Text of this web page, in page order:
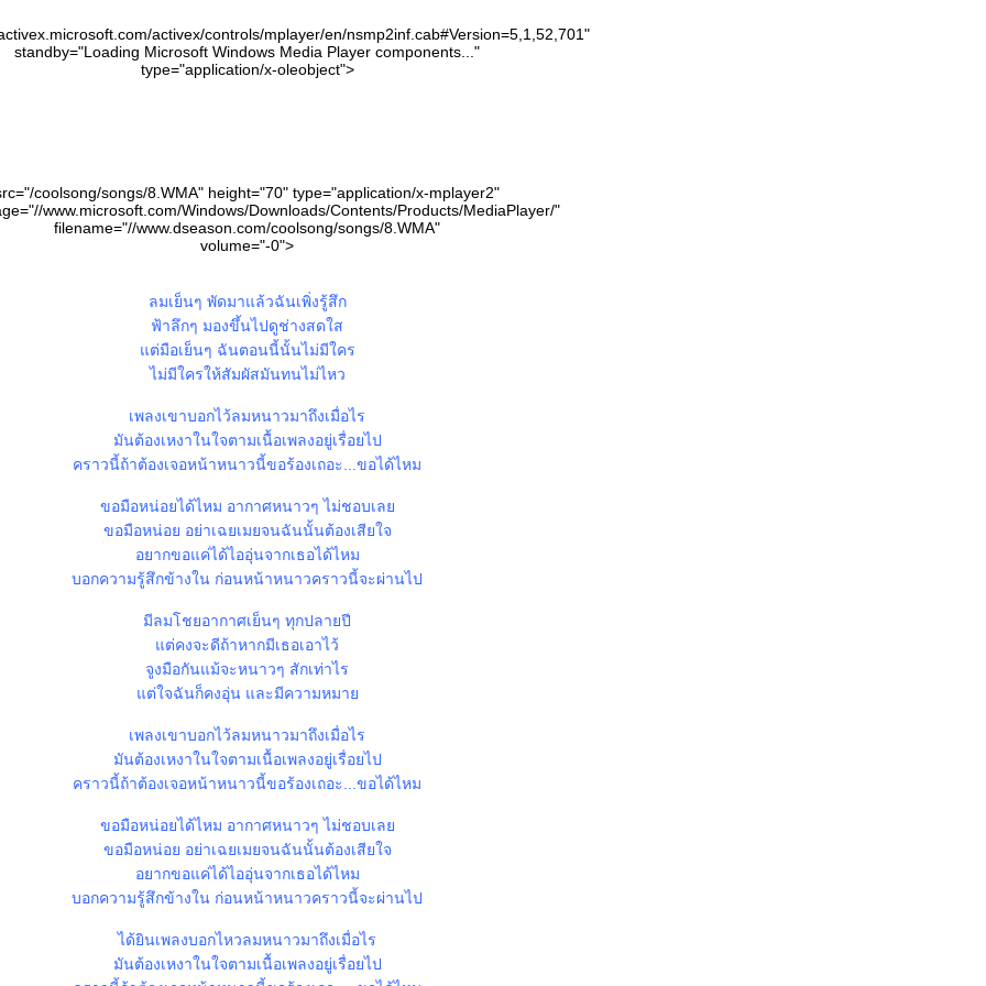
activex/controls/mplayer/en/nsmp2inf.cab#Version=5,1,52,701"
standby="Loading Microsoft Windows Media Player components..."
type="application/x-oleobject">
coolsong/songs/8.WMA" height="70" type="application/x-mplayer2"
www.microsoft.com/Windows/Downloads/Contents/Products/MediaPlayer/"
filename="//www.dseason.com/coolsong/songs/8.WMA"
volume="-0">
ลมเย็นๆ พัดมาแล้วฉันเพิ่งรู้สึก
ฟ้าลึกๆ มองขึ้นไปดูช่างสดใส
ต่มือเย็นๆ ฉันตอนนี้นั้นไม่มีใคร
ไม่มีใครให้สัมผัสมันทนไม่ไหว
เพลงเขาบอกไว้ลมหนาวมาถึงเมื่อไร
มันต้องเหงาในใจตามเนื้อเพลงอยู่เรื่อยไป
คราวนี้ถ้าต้องเจอหน้าหนาวนี้ขอร้องเถอะ...ขอได้ไหม
ขอมือหน่อยได้ไหม อากาศหนาวๆ ไม่ชอบเล
ขอมือหน่อย อย่าเฉยเมยจนฉันนั้นต้องเสียใจ
อยากขอแค่ได้ไออุ่นจากเธอได้ไหม
บอกความรู้สึกข้างใน ก่อนหน้าหนาวคราวนี้จะผ่านไป
มีลมโชยอากาศเย็นๆ ทุกปลายปี
ต่คงจะดีถ้าหากมีเธอเอาไว้
จูงมือกันแม้จะหนาวๆ สักเท่าไร
ต่ใจฉันก็คงอุ่น และมีความหมา
เพลงเขาบอกไว้ลมหนาวมาถึงเมื่อไร
มันต้องเหงาในใจตามเนื้อเพลงอยู่เรื่อยไป
คราวนี้ถ้าต้องเจอหน้าหนาวนี้ขอร้องเถอะ...ขอได้ไหม
ขอมือหน่อยได้ไหม อากาศหนาวๆ ไม่ชอบเล
ขอมือหน่อย อย่าเฉยเมยจนฉันนั้นต้องเสียใจ
อยากขอแค่ได้ไออุ่นจากเธอได้ไหม
บอกความรู้สึกข้างใน ก่อนหน้าหนาวคราวนี้จะผ่านไป
ได้ยินเพลงบอกไหวลมหนาวมาถึงเมื่อไร
มันต้องเหงาในใจตามเนื้อเพลงอยู่เรื่อยไป